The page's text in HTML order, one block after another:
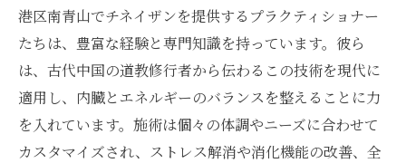
港区南青山でチネイザンを提供するプラクティショナー
たちは、豊富な経験と専門知識を持っています。彼ら
は、古代中国の道教修行者から伝わるこの技術を現代に
適用し、内臓とエネルギーのバランスを整えることに力
を入れています。施術は個々の体調やニーズに合わせて
カスタマイズされ、ストレス解消や消化機能の改善、全